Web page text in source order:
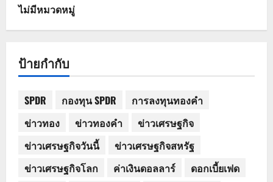
ไม่มีหมวดหมู่
ป้ายกำกับ
SPDR กองทุน SPDR
การลงทุนทองคำ
ข่าวทอง
ข่าวทองคำ
ข่าวเศรษฐกิจ
ข่าวเศรษฐกิจวันนี้
ข่าวเศรษฐกิจสหรัฐ
ข่าวเศรษฐกิจโลก
ค่าเงินดอลลาร์
ดอกเบี้ยเฟด